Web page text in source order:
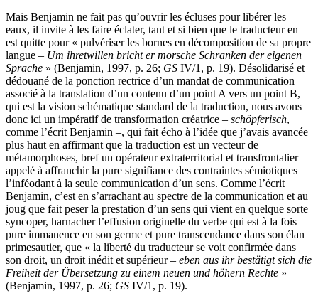
Mais Benjamin ne fait pas qu’ouvrir les écluses pour libérer les
eaux, il invite à les faire éclater, tant et si bien que le traducteur en
est quitte pour « pulvériser les bornes en décomposition de sa propre
langue – Um ihretwillen bricht er morsche Schranken der eigenen
Sprache » (Benjamin, 1997, p. 26; GS IV/1, p. 19). Désolidarisé et
dédouané de la ponction rectrice d’un mandat de communication
associé à la translation d’un contenu d’un point A vers un point B,
qui est la vision schématique standard de la traduction, nous avons
donc ici un impératif de transformation créatrice – schöpferisch,
comme l’écrit Benjamin –, qui fait écho à l’idée que j’avais avancée
plus haut en affirmant que la traduction est un vecteur de
métamorphoses, bref un opérateur extraterritorial et transfrontalier
appelé à affranchir la pure signifiance des contraintes sémiotiques
l’inféodant à la seule communication d’un sens. Comme l’écrit
Benjamin, c’est en s’arrachant au spectre de la communication et au
joug que fait peser la prestation d’un sens qui vient en quelque sorte
syncoper, harnacher l’effusion originelle du verbe qui est à la fois
pure immanence en son germe et pure transcendance dans son élan
primesautier, que « la liberté du traducteur se voit confirmée dans
son droit, un droit inédit et supérieur – eben aus ihr bestätigt sich die
Freiheit der Übersetzung zu einem neuen und höhern Rechte »
(Benjamin, 1997, p. 26; GS IV/1, p. 19).